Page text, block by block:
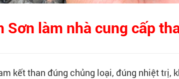
Sơn làm nhà cung cấp
kết than đúng chủng loại, đúng nhiệt trị,